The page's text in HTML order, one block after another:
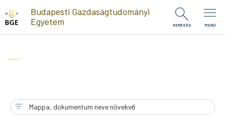
Ugrás a tartalomra
Budapesti Gazdaságtudományi
Egyetem
KERESÉS MENÜ